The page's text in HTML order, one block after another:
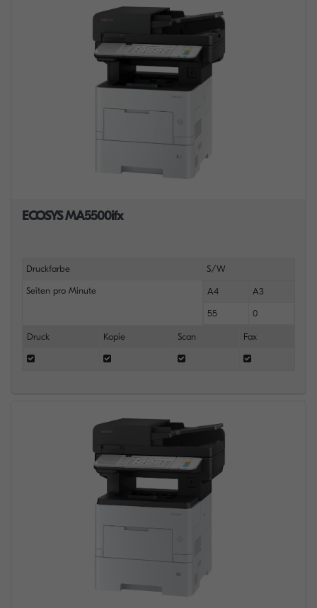
ECOSYS MA5500ifx
Druckfarbe S/W
Seiten pro Minute A4 A3
55 0
Druck Kopie Scan Fax